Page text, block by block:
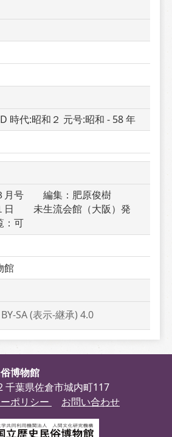
時代:昭和２ 元号:昭和 - 58 年
月号　　編集：肥原俊樹
日　　未生流会館（大阪）発
：可
館
BY-SA (表示-継承) 4.0
博物館
千葉県佐倉市城内町117
ポリシー
お問い合わせ